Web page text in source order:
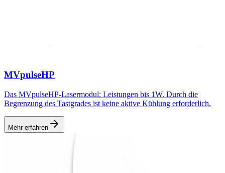
MVpulseHP
Das MVpulseHP-Lasermodul: Leistungen bis 1W. Durch die
Begrenzung des Tastgrades ist keine aktive Kühlung erforderlich.
Mehr erfahren